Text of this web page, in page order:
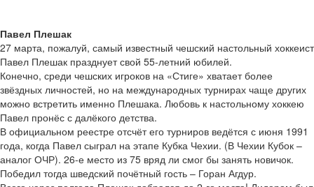
Павел Плешак
27 марта, пожалуй, самый известный чешский настольный хоккеист
Павел Плешак празднует свой 55-летний юбилей.
Конечно, среди чешских игроков на «Стиге» хватает более
звёздных личностей, но на международных турнирах чаще других
можно встретить именно Плешака. Любовь к настольному хоккею
Павел пронёс с далёкого детства.
В официальном реестре отсчёт его турниров ведётся с июня 1991
года, когда Павел сыграл на этапе Кубка Чехии. (В Чехии Кубок –
аналог ОЧР). 26-е место из 75 вряд ли смог бы занять новичок.
Победил тогда шведский почётный гость – Горан Агдур.